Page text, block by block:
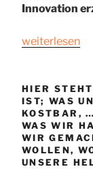
Innovation
der
Digitalisierung
(5/30)“
weiterlesen
HIER
IST; WAS
KOSTBAR,
WAS WIR
WIR
WOLLEN,
UNSERE